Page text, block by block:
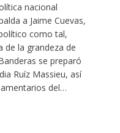
nacional
a Jaime Cuevas,
como tal,
la grandeza de
se preparó
Ruíz Massieu, así
del…